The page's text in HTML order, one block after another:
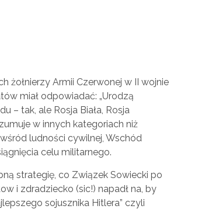
żołnierzy Armii Czerwonej w II wojnie
miał odpowiadać: „Urodzą
– tak, ale Rosja Biała, Rosja
w innych kategoriach niż
ludności cywilnej, Wschód
celu militarnego.
strategię, co Związek Sowiecki po
i zdradziecko (sic!) napadł na, by
sojusznika Hitlera” czyli